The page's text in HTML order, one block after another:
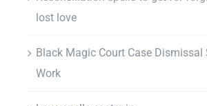
lost love
Black Magic Court Case Dismissal
Work